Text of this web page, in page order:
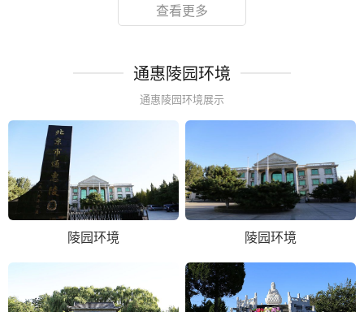
查看更多
通惠陵园环境
通惠陵园环境展示
陵园环境 陵园环境